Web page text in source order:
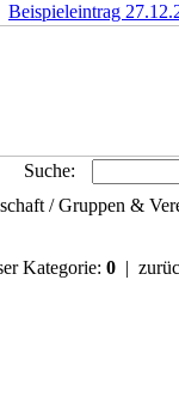
Beispieleintrag
Suche:
/ Gruppen &
Kategorie: 0 |